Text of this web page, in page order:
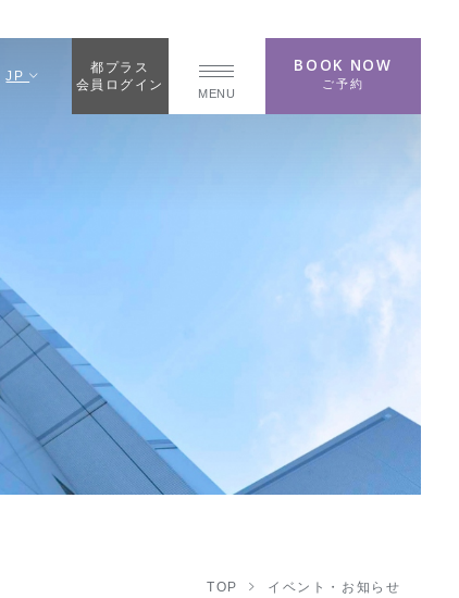
JP
都プラス
会員ログイン
MENU
BOOK NOW
ご予約
TOP イベント・お知らせ